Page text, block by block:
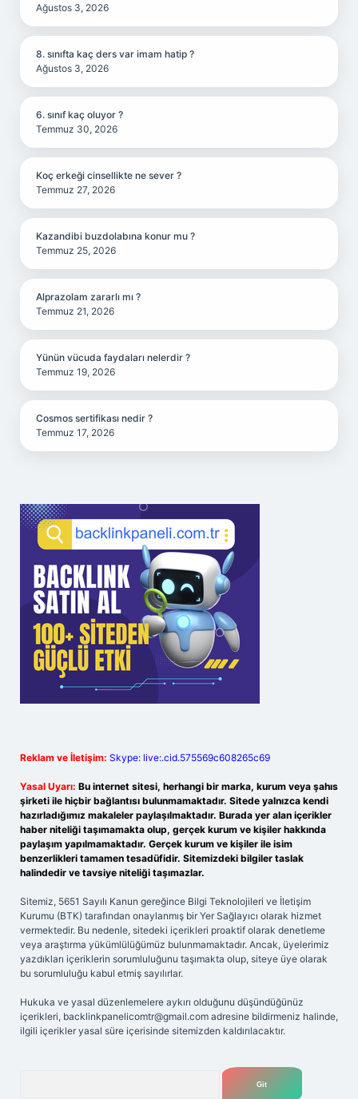
Ağustos 3, 2026
8. sınıfta kaç ders var imam hatip ?
Ağustos 3, 2026
6. sınıf kaç oluyor ?
Temmuz 30, 2026
Koç erkeği cinsellikte ne sever ?
Temmuz 27, 2026
Kazandibi buzdolabına konur mu ?
Temmuz 25, 2026
Alprazolam zararlı mı ?
Temmuz 21, 2026
Yünün vücuda faydaları nelerdir ?
Temmuz 19, 2026
Cosmos sertifikası nedir ?
Temmuz 17, 2026
Reklam ve İletişim: Skype: live:.cid.575569c608265c69
Yasal Uyarı: Bu internet sitesi, herhangi bir marka, kurum veya şahıs
şirketi ile hiçbir bağlantısı bulunmamaktadır. Sitede yalnızca kendi
hazırladığımız makaleler paylaşılmaktadır. Burada yer alan içerikler
haber niteliği taşımamakta olup, gerçek kurum ve kişiler hakkında
paylaşım yapılmamaktadır. Gerçek kurum ve kişiler ile isim
benzerlikleri tamamen tesadüfidir. Sitemizdeki bilgiler taslak
halindedir ve tavsiye niteliği taşımazlar.
Sitemiz, 5651 Sayılı Kanun gereğince Bilgi Teknolojileri ve İletişim
Kurumu (BTK) tarafından onaylanmış bir Yer Sağlayıcı olarak hizmet
vermektedir. Bu nedenle, sitedeki içerikleri proaktif olarak denetleme
veya araştırma yükümlülüğümüz bulunmamaktadır. Ancak, üyelerimiz
yazdıkları içeriklerin sorumluluğunu taşımakta olup, siteye üye olarak
bu sorumluluğu kabul etmiş sayılırlar.
Hukuka ve yasal düzenlemelere aykırı olduğunu düşündüğünüz
içerikleri, backlinkpanelicomtr@gmail.com adresine bildirmeniz halinde,
ilgili içerikler yasal süre içerisinde sitemizden kaldırılacaktır.